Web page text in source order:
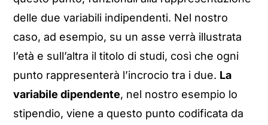
delle due variabili indipendenti. Nel nostro
caso, ad esempio, su un asse verrà illustrata
l’età e sull’altra il titolo di studi, così che ogni
punto rappresenterà l’incrocio tra i due. La
variabile dipendente, nel nostro esempio lo
stipendio, viene a questo punto codificata da